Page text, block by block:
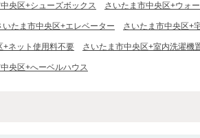
央区+シューズボックス さいたま市中央区+ウォ
いたま市中央区+エレベーター さいたま市中央区+
+ネット使用料不要 さいたま市中央区+室内洗濯機
央区+へーベルハウス